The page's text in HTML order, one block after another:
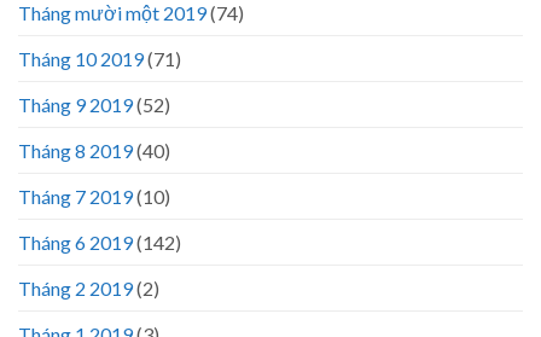
Tháng mười một 2019(74)
Tháng 10 2019(71)
Tháng 9 2019(52)
Tháng 8 2019(40)
Tháng 7 2019(10)
Tháng 6 2019(142)
Tháng 2 2019(2)